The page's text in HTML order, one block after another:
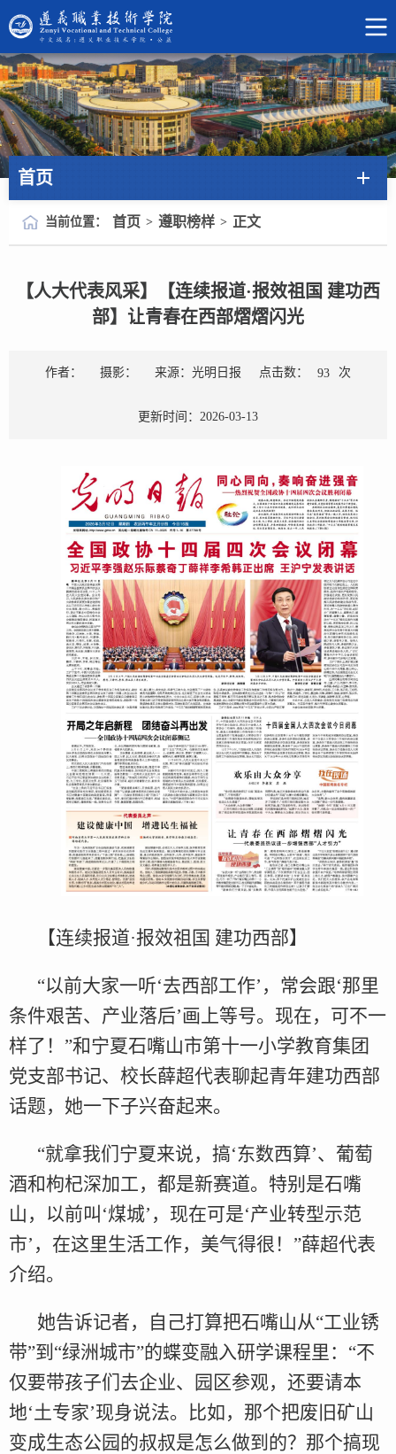
首页
当前位置： 首页 > 遵职榜样 > 正文
【人大代表风采】【连续报道·报效祖国 建功西
部】让青春在西部熠熠闪光
作者： 摄影： 来源：光明日报 点击数： 93 次
更新时间：2026-03-13
【连续报道·报效祖国 建功西部】
“以前大家一听‘去西部工作’，常会跟‘那里
条件艰苦、产业落后’画上等号。现在，可不一
样了！”和宁夏石嘴山市第十一小学教育集团
党支部书记、校长薛超代表聊起青年建功西部
话题，她一下子兴奋起来。
“就拿我们宁夏来说，搞‘东数西算’、葡萄
酒和枸杞深加工，都是新赛道。特别是石嘴
山，以前叫‘煤城’，现在可是‘产业转型示范
市’，在这里生活工作，美气得很！”薛超代表
介绍。
她告诉记者，自己打算把石嘴山从“工业锈
带”到“绿洲城市”的蝶变融入研学课程里：“不
仅要带孩子们去企业、园区参观，还要请本
地‘土专家’现身说法。比如，那个把废旧矿山
变成生态公园的叔叔是怎么做到的？那个搞现